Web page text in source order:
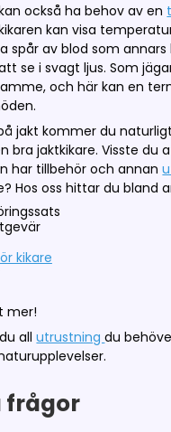
också ha behov av en
kan visa
spår av blod som annars
se i svagt ljus. Som
och här kan en
jakt kommer du
bra jaktkikare. Visste du
har tillbehör och annan
Hos oss hittar du bland
kikare
mer!
allutrustningdu
frågor